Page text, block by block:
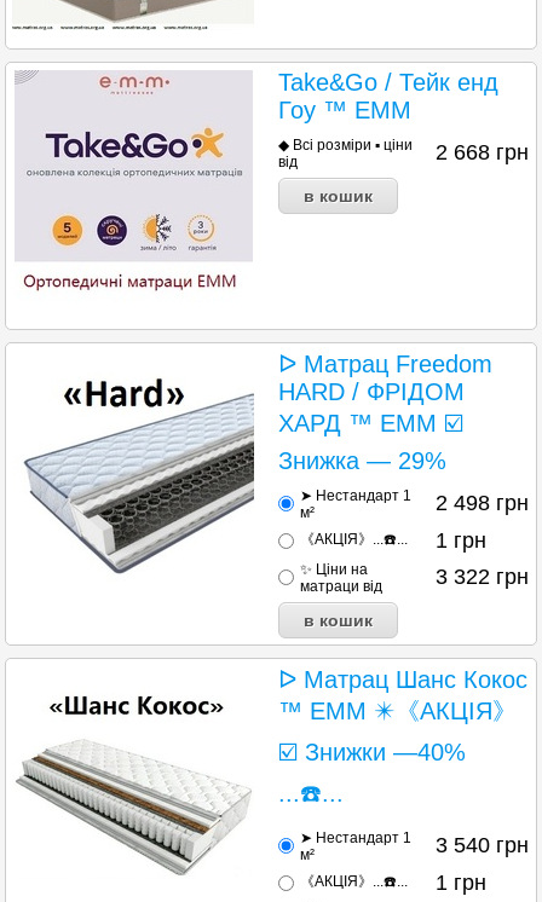
Take&Go / Тейк енд
Гоу ™ EMM
◆ Всі розміри ▪︎ ціни
від
2 668 грн
ᐅ Матрац Freedom
HARD / ФРІДОМ
ХАРД ™ EMM ☑️
Знижка — 29%
➤ Нестандарт 1
м²
2 498 грн
《АКЦІЯ》...☎️... 1 грн
✨ Ціни на
матраци від
3 322 грн
ᐅ Матрац Шанс Кокос
™ EMM ✴️《АКЦІЯ》
☑️ Знижки —40%
...☎️...
➤ Нестандарт 1
м²
3 540 грн
《АКЦІЯ》...☎️... 1 грн